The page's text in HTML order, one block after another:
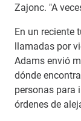
Zajonc. "A
En un reciente
llamadas por
Adams envió
dónde
personas para
órdenes de